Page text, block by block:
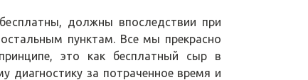
должны впоследствии при
пунктам. Все мы прекрасно
это как бесплатный сыр в
диагностику за потраченное время и